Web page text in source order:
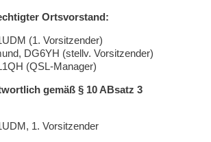
Ortsvorstand:
(1. Vorsitzender)
DG6YH (stellv. Vorsitzender)
(QSL-Manager)
gemäß § 10 ABsatz 3
1. Vorsitzender